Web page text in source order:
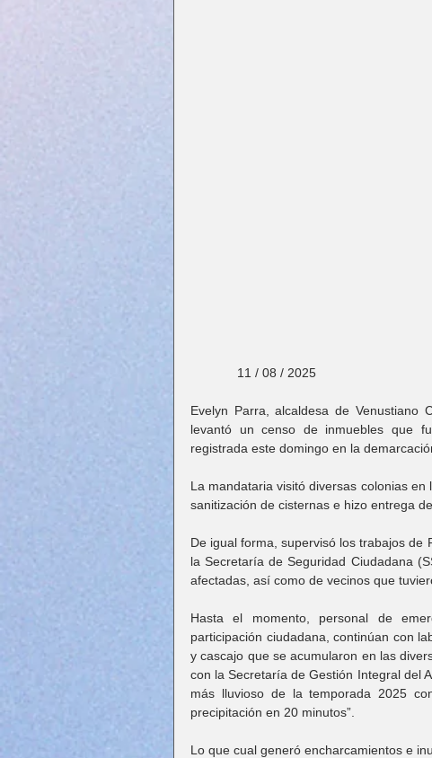
             11 / 08 / 2025
Evelyn Parra, alcaldesa de Venustiano
levantó un censo de inmuebles que
registrada este domingo en la
La mandataria visitó diversas colonias
sanitización de cisternas e hizo entrega
De igual forma, supervisó los trabajos de
la Secretaría de Seguridad Ciudadana
afectadas, así como de vecinos que
Hasta el momento, personal de
participación ciudadana, continúan con
y cascajo que se acumularon en las
con la Secretaría de Gestión Integral del
más lluvioso de la temporada 2025
precipitación en 20 minutos”.
Lo que cual generó encharcamientos e